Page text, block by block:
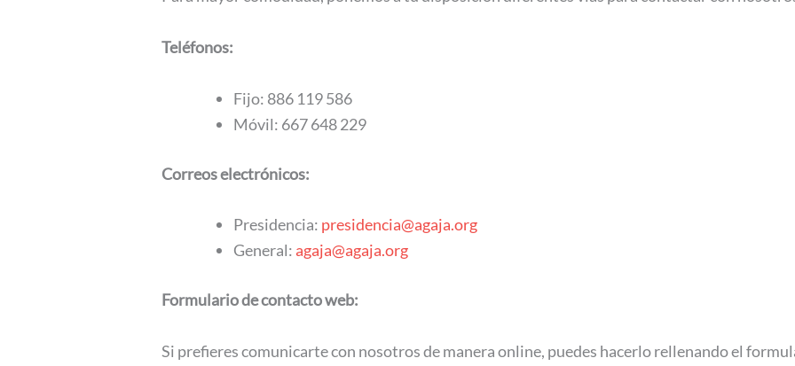
Teléfonos:
Fijo: 886 119 586
Móvil: 667 648 229
Correos electrónicos:
Presidencia: presidencia@agaja.org
General: agaja@agaja.org
Formulario de contacto web:
Si prefieres comunicarte con nosotros de manera online, puedes hacerlo rellenando el